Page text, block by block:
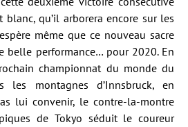
qu’il arborera encore sur les
même que ce nouveau sacre
belle performance… pour 2020. En
championnat du monde du
les montagnes d’Innsbruck, en
lui convenir, le contre-la-montre
de Tokyo séduit le coureur